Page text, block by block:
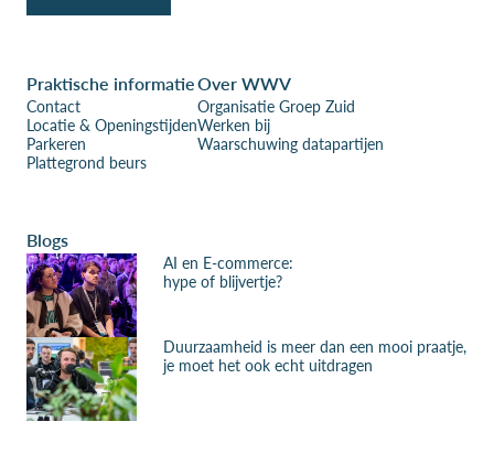
Praktische informatie
Contact
Locatie & Openingstijden
Parkeren
Plattegrond beurs
Over WWV
Organisatie Groep Zuid
Werken bij
Waarschuwing datapartijen
Blogs
AI en E-commerce:
hype of blijvertje?
Duurzaamheid is meer dan een mooi praatje,
je moet het ook echt uitdragen